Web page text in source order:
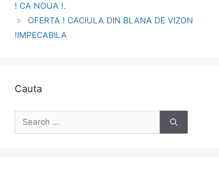
! CA NOUA !.
OFERTA ! CACIULA DIN BLANA DE VIZON
!IMPECABILA
Cauta
Search
for: